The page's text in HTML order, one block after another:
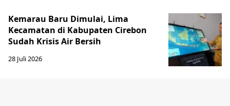
Kemarau Baru Dimulai, Lima
Kecamatan di Kabupaten Cirebon
Sudah Krisis Air Bersih
28 Juli 2026